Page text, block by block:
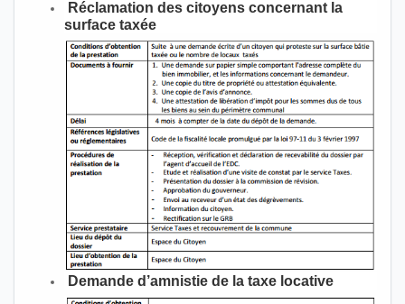
Réclamation des citoyens concernant la
surface taxée
Demande d’amnistie de la taxe locative